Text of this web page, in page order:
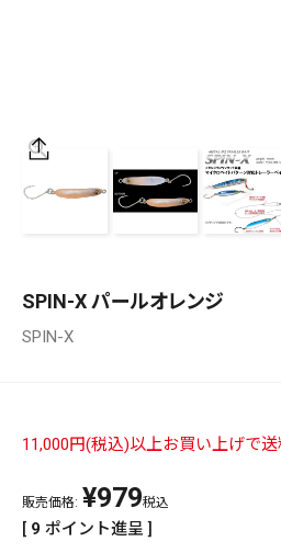
価格
PREMIUM［ オンライン限定 ］
SPIN-X パールオレンジ
SPIN-X
11,000円(税込)以上お買い上げで送
販売価格: ¥979税込
[ 9 ポイント進呈 ]